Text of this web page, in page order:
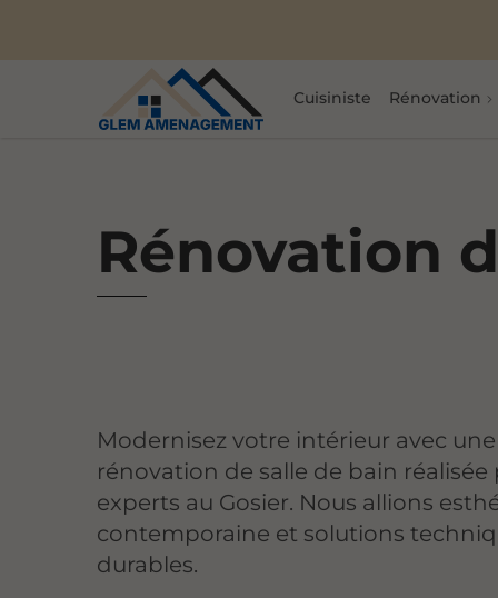
Cuisiniste Rénovation
Rénovation
Modernisez votre intérieur avec une
rénovation de salle de bain réalisée
experts au Gosier. Nous allions
contemporaine et solutions
durables.